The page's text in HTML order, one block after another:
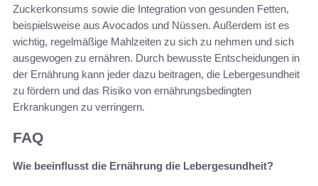
Zuckerkonsums sowie die Integration von gesunden Fetten,
beispielsweise aus Avocados und Nüssen. Außerdem ist es
wichtig, regelmäßige Mahlzeiten zu sich zu nehmen und sich
ausgewogen zu ernähren. Durch bewusste Entscheidungen in
der Ernährung kann jeder dazu beitragen, die Lebergesundheit
zu fördern und das Risiko von ernährungsbedingten
Erkrankungen zu verringern.
FAQ
Wie beeinflusst die Ernährung die Lebergesundheit?